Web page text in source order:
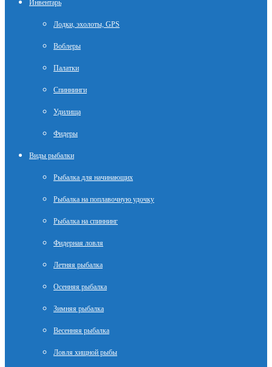
Инвентарь
Лодки, эхолоты, GPS
Воблеры
Палатки
Спиннинги
Удилища
Фидеры
Виды рыбалки
Рыбалка для начинающих
Рыбалка на поплавочную удочку
Рыбалка на спиннинг
Фидерная ловля
Летняя рыбалка
Осенняя рыбалка
Зимняя рыбалка
Весенняя рыбалка
Ловля хищной рыбы